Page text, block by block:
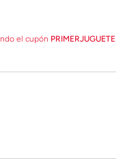
el cupón PRIMERJUGUETE